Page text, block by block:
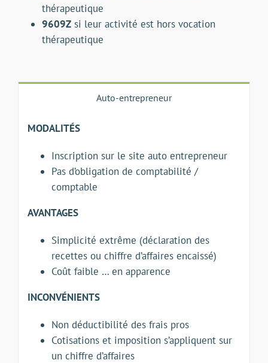
thérapeutique
9609Z si leur activité est hors vocation
thérapeutique
Auto-entrepreneur
MODALITÉS
Inscription sur le site auto entrepreneur
Pas d’obligation de comptabilité /
comptable
AVANTAGES
Simplicité extrême (déclaration des
recettes ou chiffre d’affaires encaissé)
Coût faible … en apparence
INCONVÉNIENTS
Non déductibilité des frais pros
Cotisations et imposition s’appliquent sur
un chiffre d’affaires